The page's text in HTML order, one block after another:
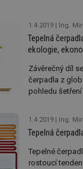
1.4.2019 Ing.
Tepelná
ekologie,
Závěrečný díl
čerpadla z
pohledu
možnostem
1.4.2019 Ing.
Tepelná
Tepelné
rostoucí